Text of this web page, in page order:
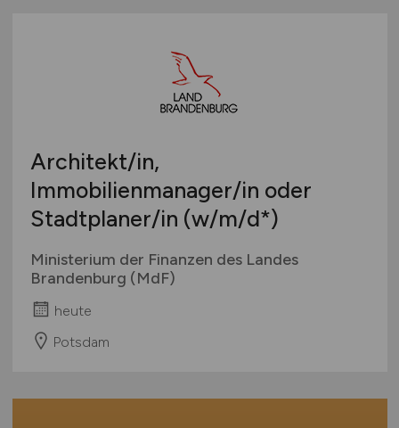
Arbeitnehmerüberlassung
geringfügige Beschäftigung / Minijob
Berufseinstieg / Trainee
Studentenjobs / Werkstudenten
Ausbildung / Studium
Praktikum
Mecklenburg-Vorpommern
Niedersachsen
Nordrhein-Westfalen
Saarland
Sachsen-Anhalt
Schleswig-Holstein
Deutschlandweit
Architekt/in,
Immobilienmanager/in oder
Stadtplaner/in (w/m/d*)
Ministerium der Finanzen des Landes
Brandenburg (MdF)
heute
Potsdam